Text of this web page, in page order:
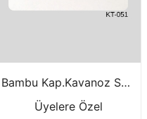
Bambu Kap.Kavanoz Seti 3 Lü KR-051
Üyelere Özel